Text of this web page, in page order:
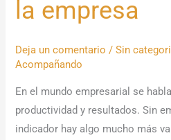
la empresa
Deja un comentario /Sin
Acompañando
En el mundo empresarial se
productividad y resultados. Sin
indicador hay algo mucho más